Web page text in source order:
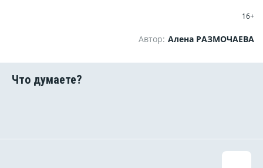
16+
Автор: Алена РАЗМОЧАЕВА